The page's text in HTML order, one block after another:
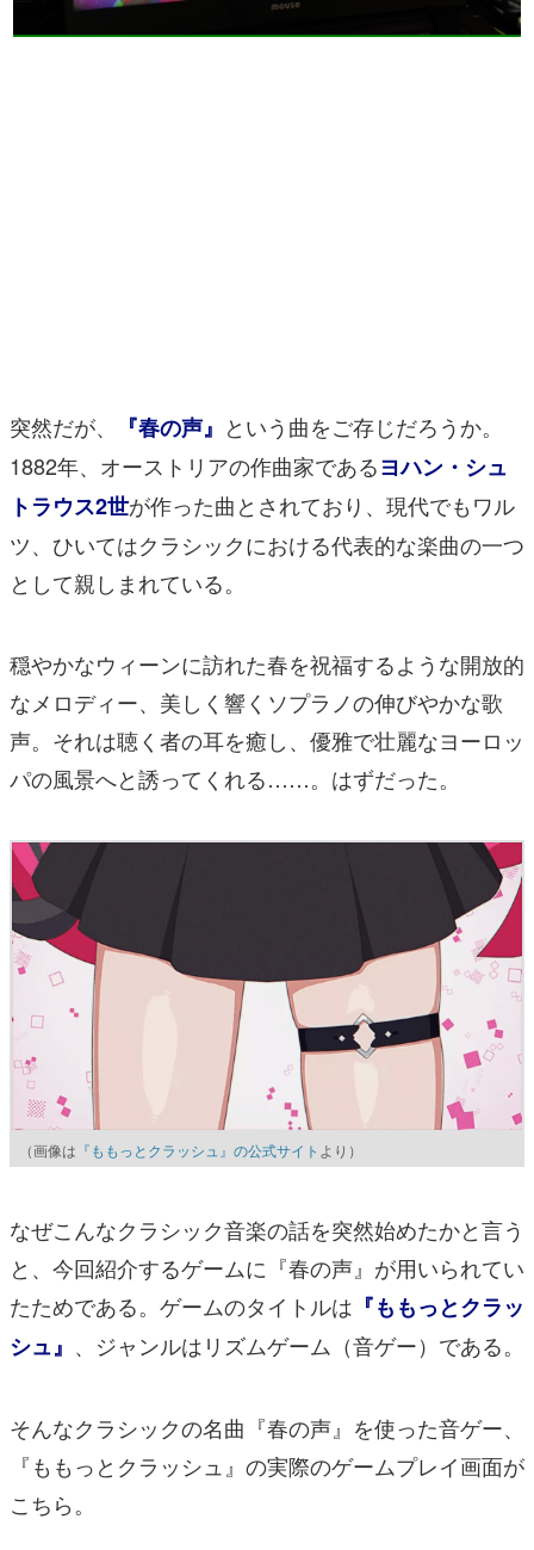
女性向け
突然だが、 『春の声』 という曲をご存じだろうか。
1882年、オーストリアの作曲家であるヨハン・シュ
トラウス2世が作った曲とされており、現代でもワル
ツ、ひいてはクラシックにおける代表的な楽曲の一つ
として親しまれている。
穏やかなウィーンに訪れた春を祝福するような開放的
なメロディー、美しく響くソプラノの伸びやかな歌
声。それは聴く者の耳を癒し、優雅で壮麗なヨーロッ
パの風景へと誘ってくれる……。はずだった。
（画像は 『ももっとクラッシュ』の公式サイト より）
なぜこんなクラシック音楽の話を突然始めたかと言う
と、今回紹介するゲームに『春の声』が用いられてい
たためである。ゲームのタイトルは 『ももっとクラッ
シュ』 、ジャンルはリズムゲーム（音ゲー）である。
そんなクラシックの名曲『春の声』を使った音ゲー、
『ももっとクラッシュ』の実際のゲームプレイ画面が
こちら。